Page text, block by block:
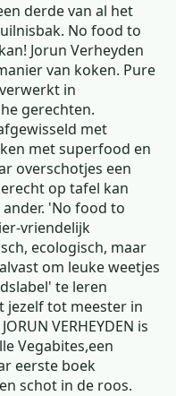
derde van al het
No food to
Jorun Verheyden
van koken. Pure
in
gerechten.
met
met superfood en
overschotjes een
op tafel kan
'No food to
vriendelijk
ecologisch, maar
om leuke weetjes
te leren
jezelf tot meester in
VERHEYDEN is
Vegabites,een
eerste boek
schot in de roos.